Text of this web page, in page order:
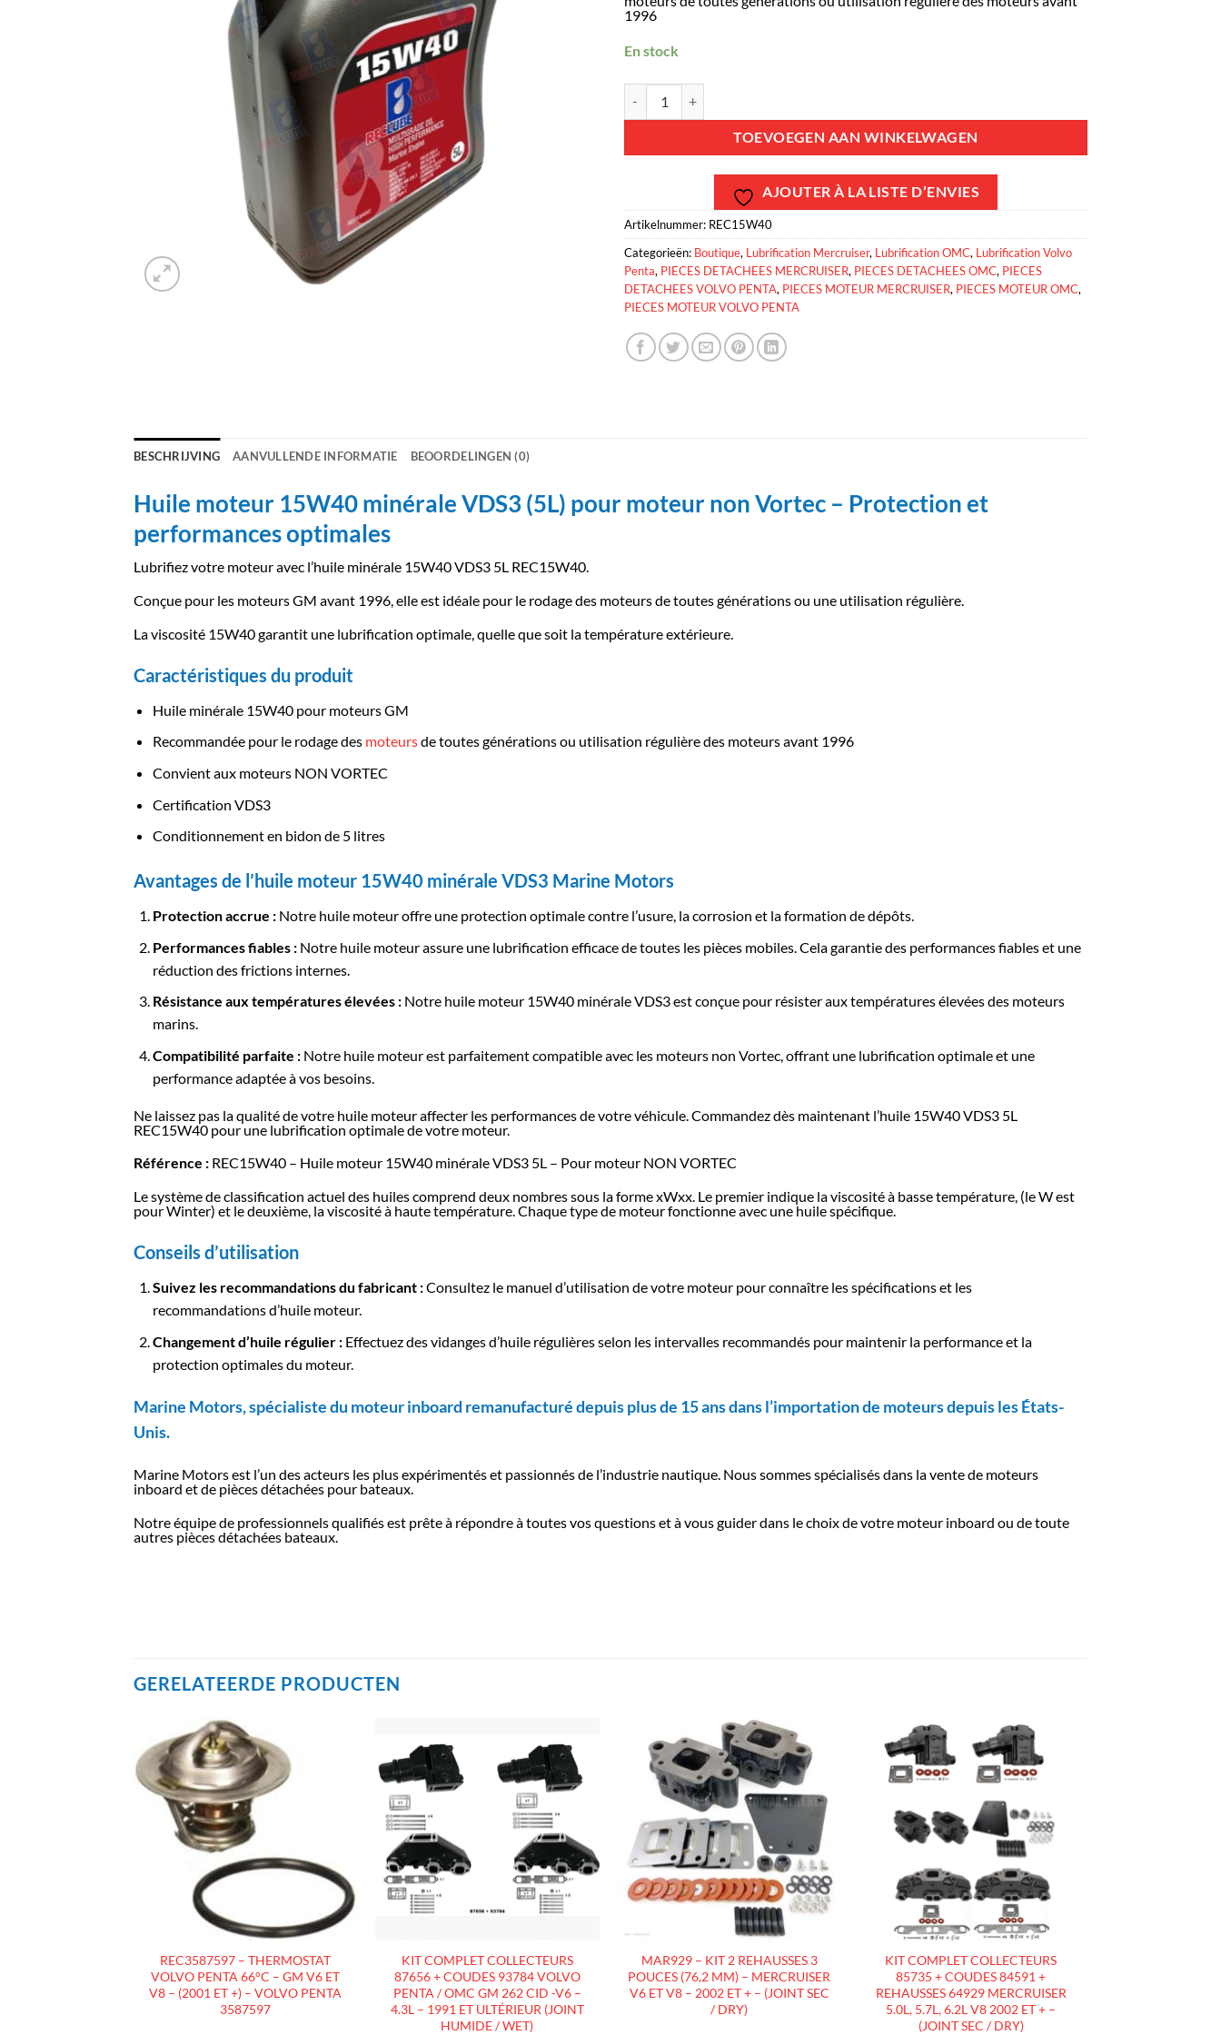
1996
En stock
TOEVOEGEN AAN WINKELWAGEN
AJOUTER À LA LISTE D’ENVIES
Artikelnummer: REC15W40
Categorieën: Boutique, Lubrification Mercruiser, Lubrification OMC, Lubrification Volvo
Penta, PIECES DETACHEES MERCRUISER, PIECES DETACHEES OMC, PIECES
DETACHEES VOLVO PENTA, PIECES MOTEUR MERCRUISER, PIECES MOTEUR OMC,
PIECES MOTEUR VOLVO PENTA
BESCHRIJVING AANVULLENDE INFORMATIE BEOORDELINGEN (0)
Huile moteur 15W40 minérale VDS3 (5L) pour moteur non Vortec – Protection et
performances optimales
Lubrifiez votre moteur avec l’huile minérale 15W40 VDS3 5L REC15W40.
Conçue pour les moteurs GM avant 1996, elle est idéale pour le rodage des moteurs de toutes générations ou une utilisation régulière.
La viscosité 15W40 garantit une lubrification optimale, quelle que soit la température extérieure.
Caractéristiques du produit
Huile minérale 15W40 pour moteurs GM
Recommandée pour le rodage des moteursde toutes générations ou utilisation régulière des moteurs avant 1996
Convient aux moteurs NON VORTEC
Certification VDS3
Conditionnement en bidon de 5 litres
Avantages de l’huile moteur 15W40 minérale VDS3 Marine Motors
Protection accrue :Notre huile moteur offre une protection optimale contre l’usure, la corrosion et la formation de dépôts.
Performances fiables :Notre huile moteur assure une lubrification efficace de toutes les pièces mobiles. Cela garantie des performances fiables et une
réduction des frictions internes.
Résistance aux températures élevées :Notre huile moteur 15W40 minérale VDS3 est conçue pour résister aux températures élevées des moteurs
marins.
Compatibilité parfaite :Notre huile moteur est parfaitement compatible avec les moteurs non Vortec, offrant une lubrification optimale et une
performance adaptée à vos besoins.
Ne laissez pas la qualité de votre huile moteur affecter les performances de votre véhicule. Commandez dès maintenant l’huile 15W40 VDS3 5L
REC15W40 pour une lubrification optimale de votre moteur.
Référence : REC15W40 – Huile moteur 15W40 minérale VDS3 5L – Pour moteur NON VORTEC
Le système de classification actuel des huiles comprend deux nombres sous la forme xWxx. Le premier indique la viscosité à basse température, (le W est
pour Winter) et le deuxième, la viscosité à haute température. Chaque type de moteur fonctionne avec une huile spécifique.
Conseils d’utilisation
Suivez les recommandations du fabricant :Consultez le manuel d’utilisation de votre moteur pour connaître les spécifications et les
recommandations d’huile moteur.
Changement d’huile régulier :Effectuez des vidanges d’huile régulières selon les intervalles recommandés pour maintenir la performance et la
protection optimales du moteur.
Marine Motors, spécialiste du moteur inboard remanufacturé depuis plus de 15 ans dans l’importation de moteurs depuis les États-
Unis.
Marine Motors est l’un des acteurs les plus expérimentés et passionnés de l’industrie nautique. Nous sommes spécialisés dans la vente de moteurs
inboard et de pièces détachées pour bateaux.
Notre équipe de professionnels qualifiés est prête à répondre à toutes vos questions et à vous guider dans le choix de votre moteur inboard ou de toute
autres pièces détachées bateaux.
GERELATEERDE PRODUCTEN
REC3587597 – THERMOSTAT
VOLVO PENTA 66°C – GM V6 ET
V8 – (2001 ET +) – VOLVO PENTA
3587597
AJOUTER
À LA
LISTE
D’ENVIES
KIT COMPLET COLLECTEURS
87656 + COUDES 93784 VOLVO
PENTA / OMC GM 262 CID -V6 –
4.3L – 1991 ET ULTÉRIEUR (JOINT
HUMIDE / WET)
AJOUTER
À LA
LISTE
MAR929 – KIT 2 REHAUSSES 3
POUCES (76,2 MM) – MERCRUISER
V6 ET V8 – 2002 ET + – (JOINT SEC
/ DRY)
AJOUTER
À LA
D’ENVIES
KIT COMPLET COLLECTEURS
85735 + COUDES 84591 +
REHAUSSES 64929 MERCRUISER
5.0L, 5.7L, 6.2L V8 2002 ET + –
(JOINT SEC / DRY)